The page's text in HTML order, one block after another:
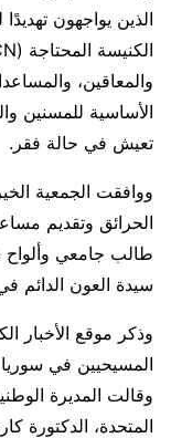
الذين يواجهون
والمعاقين،
الأساسية للمسنين
تعيش في حالة فقر.
ووافقت الجمعية
طالب جامعي
سيدة العون الدائم
وذكر موقع الأخبار
المسيحيين في
وقالت المديرة
المتحدة، الدكتورة